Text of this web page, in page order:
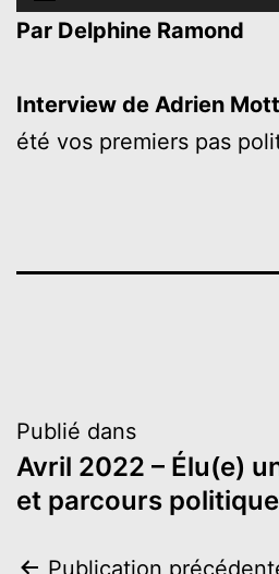
audio
Par Delphine Ramond
Interview de Adrien
été vos premiers pas
Navigation
de
Publié dans
Avril 2022 – Élu(e)
et parcours politique
Publication